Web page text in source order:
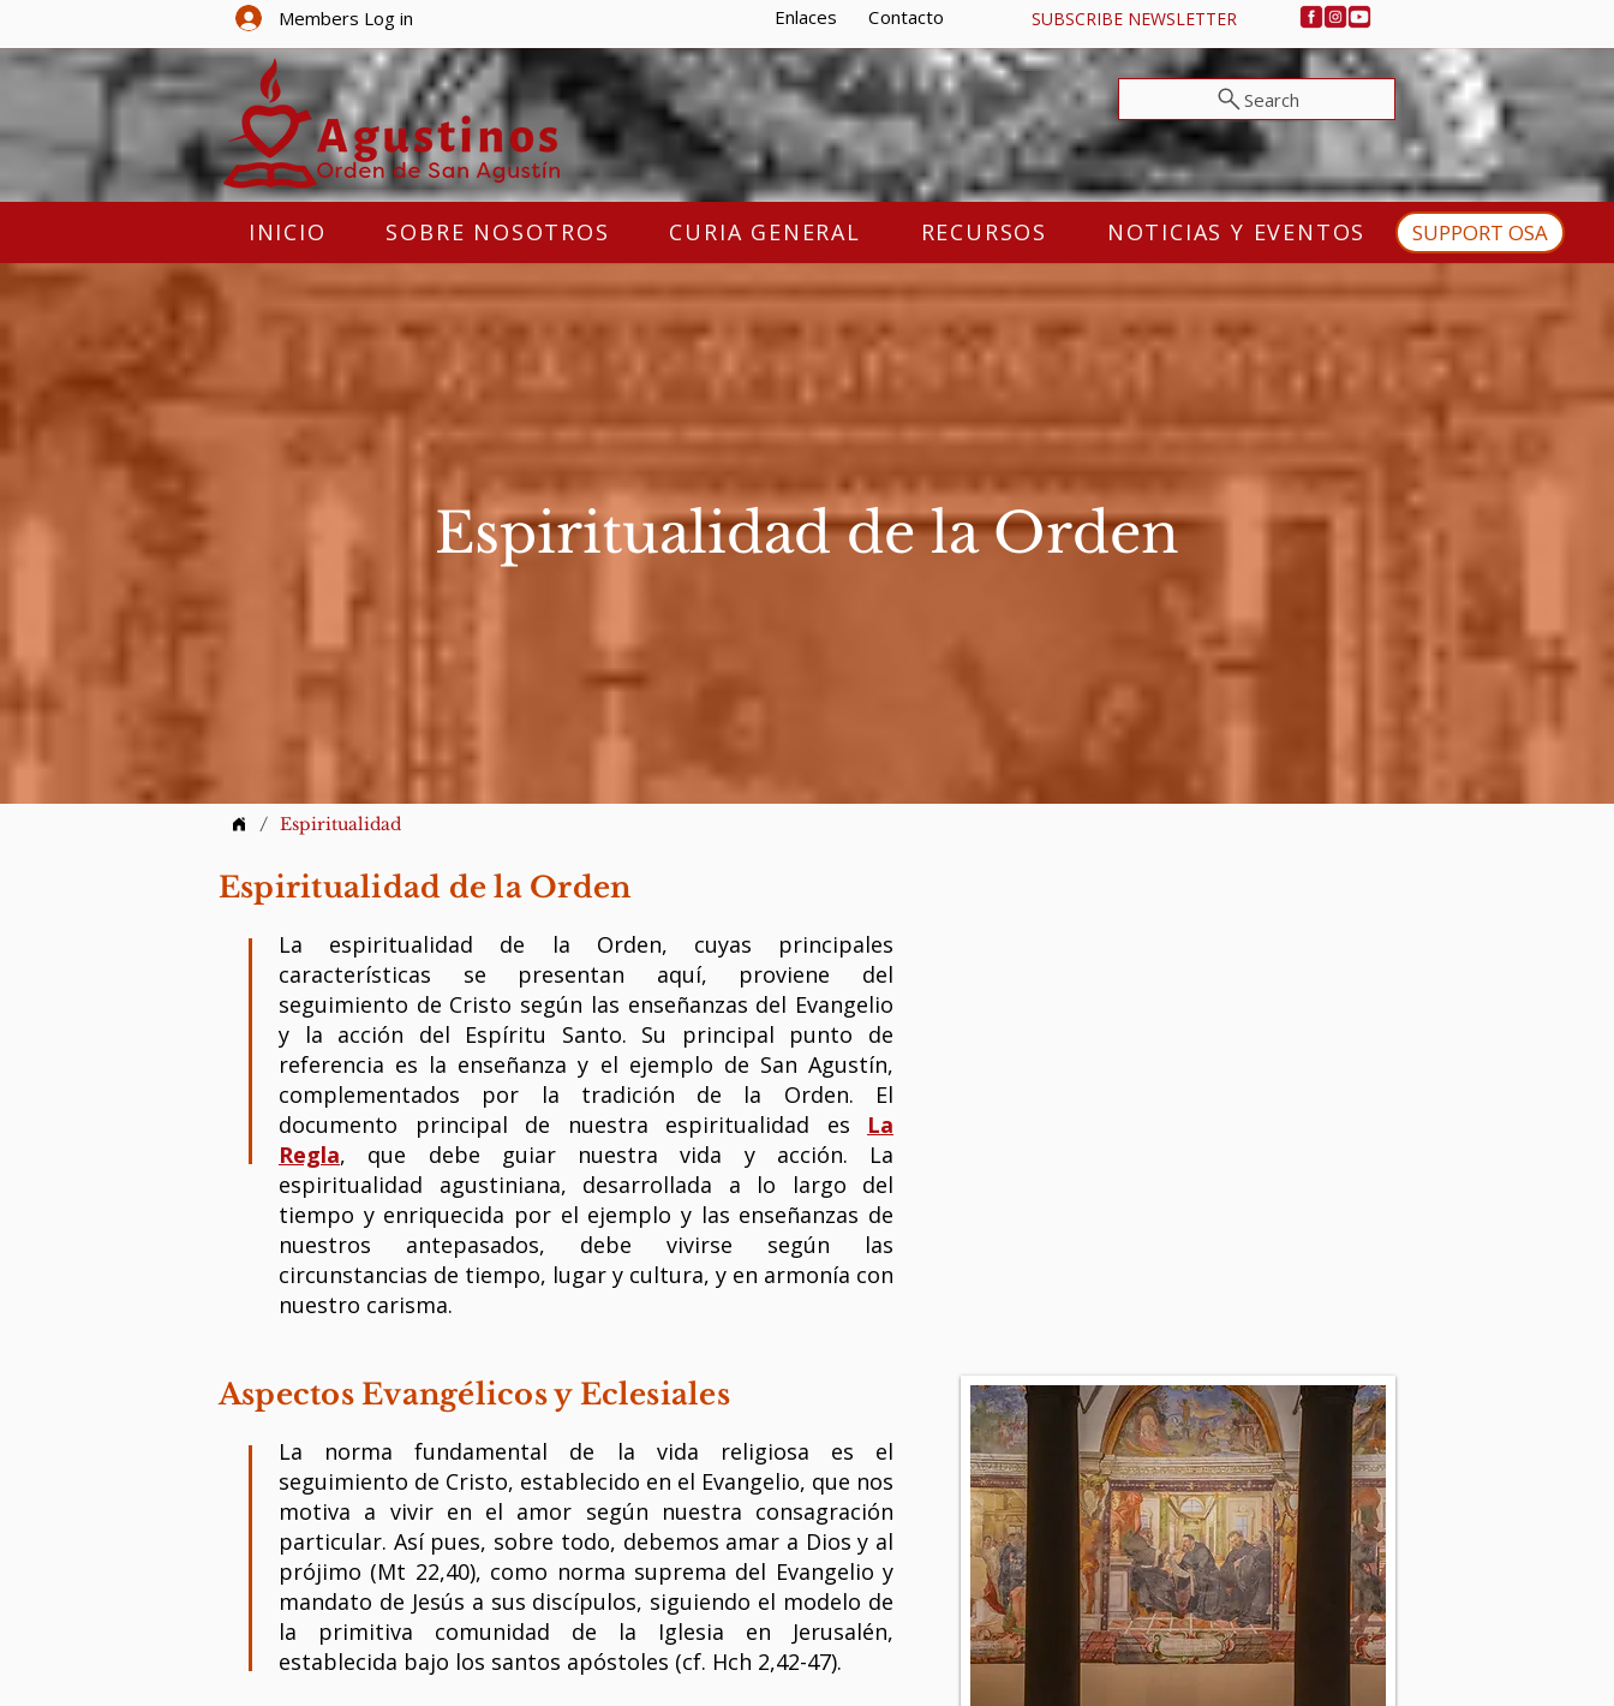
Members Log in Enlaces Contacto SUBSCRIBE NEWSLETTER
Search
INICIO SOBRE NOSOTROS CURIA GENERAL RECURSOS NOTICIAS Y EVENTOS SUPPORT OSA
Espiritualidad de la Orden
/ Espiritualidad
Espiritualidad de la Orden
La espiritualidad de la Orden, cuyas principales
características se presentan aquí, proviene del
seguimiento de Cristo según las enseñanzas del Evangelio
y la acción del Espíritu Santo. Su principal punto de
referencia es la enseñanza y el ejemplo de San Agustín,
complementados por la tradición de la Orden. El
documento principal de nuestra espiritualidad es La
Regla, que debe guiar nuestra vida y acción. La
espiritualidad agustiniana, desarrollada a lo largo del
tiempo y enriquecida por el ejemplo y las enseñanzas de
nuestros antepasados, debe vivirse según las
circunstancias de tiempo, lugar y cultura, y en armonía con
nuestro carisma.
Aspectos Evangélicos y Eclesiales
La norma fundamental de la vida religiosa es el
seguimiento de Cristo, establecido en el Evangelio, que nos
motiva a vivir en el amor según nuestra consagración
particular. Así pues, sobre todo, debemos amar a Dios y al
prójimo (Mt 22,40), como norma suprema del Evangelio y
mandato de Jesús a sus discípulos, siguiendo el modelo de
la primitiva comunidad de la Iglesia en Jerusalén,
establecida bajo los santos apóstoles (cf. Hch 2,42-47).